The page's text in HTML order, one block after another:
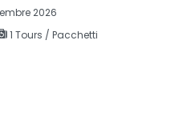
2026
1 Tours / Pacchetti